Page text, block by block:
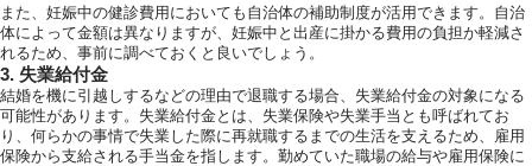
また、妊娠中の健診費用においても自治体の補助制度が活用できます。自治
体によって金額は異なりますが、妊娠中と出産に掛かる費用の負担か軽減さ
れるため、事前に調べておくと良いでしょう。
3. 失業給付金
結婚を機に引越しするなどの理由で退職する場合、失業給付金の対象になる
可能性があります。失業給付金とは、失業保険や失業手当とも呼ばれてお
り、何らかの事情で失業した際に再就職するまでの生活を支えるため、雇用
保険から支給される手当金を指します。勤めていた職場の給与や雇用保険に